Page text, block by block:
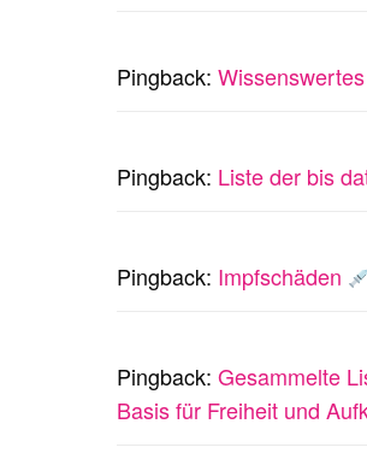
Pingback:
Pingback: Liste der bis
Pingback: Impfschäden
Pingback:Gesammelte
Basis für Freiheit und